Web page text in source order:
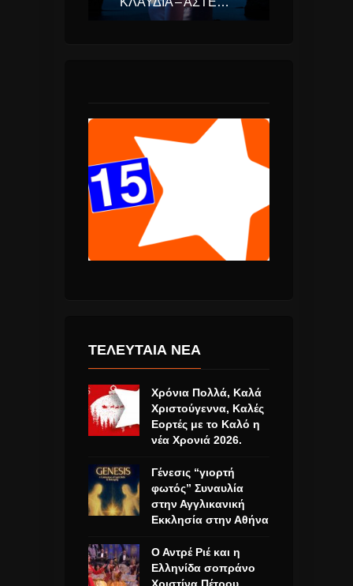
ΤΕΛΕΥΤΑΙΑ ΝΕΑ
Χρόνια Πολλά, Καλά
Χριστούγεννα, Καλές
Εορτές με το Καλό η
νέα Χρονιά 2026.
Γένεσις “γιορτή
φωτός” Συναυλία
στην Αγγλικανική
Εκκλησία στην Αθήνα
Ο Αντρέ Ριέ και η
Ελληνίδα σοπράνο